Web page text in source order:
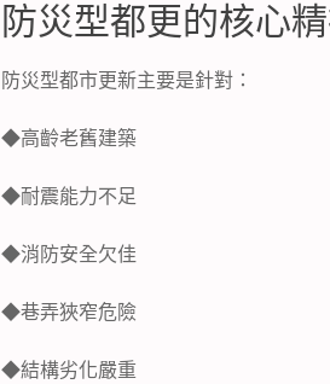
防災型都更的核心
防災型都市更新主要是針對：
◆高齡老舊建築
◆耐震能力不足
◆消防安全欠佳
◆巷弄狹窄危險
◆結構劣化嚴重